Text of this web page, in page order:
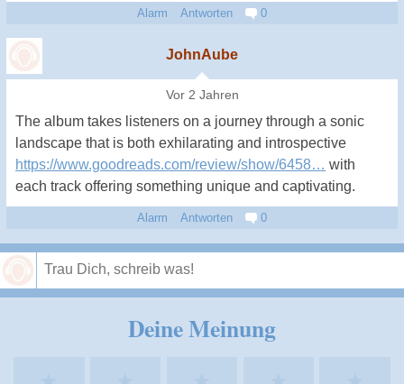
Alarm Antworten 0
JohnAube
Vor 2 Jahren
The album takes listeners on a journey through a sonic
landscape that is both exhilarating and introspective
https://www.goodreads.com/review/show/6458… with
each track offering something unique and captivating.
Alarm Antworten 0
Deine Meinung